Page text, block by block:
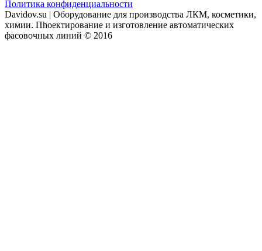
Политика конфиденциальности
Davidov.su | Оборудование для производства ЛКМ, косметики,
химии. Пhоектирование и изготовление автоматических
фасовочных линий © 2016